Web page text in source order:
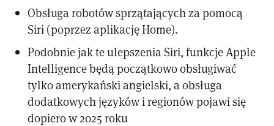
Obsługa robotów sprzątających za pomocą
Siri (poprzez aplikację Home).
Podobnie jak te ulepszenia Siri, funkcje Apple
Intelligence będą początkowo obsługiwać
tylko amerykański angielski, a obsługa
dodatkowych języków i regionów pojawi się
dopiero w 2025 roku